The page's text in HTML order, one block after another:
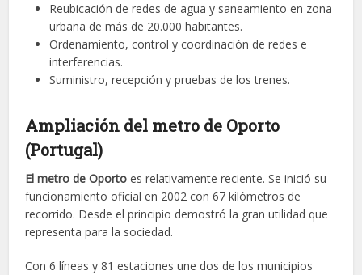
Reubicación de redes de agua y saneamiento en zona
urbana de más de 20.000 habitantes.
Ordenamiento, control y coordinación de redes e
interferencias.
Suministro, recepción y pruebas de los trenes.
Ampliación del metro de Oporto
(Portugal)
El metro de Oportoes relativamente reciente. Se inició su
funcionamiento oficial en 2002 con 67 kilómetros de
recorrido. Desde el principio demostró la gran utilidad que
representa para la sociedad.
Con 6 líneas y 81 estaciones une dos de los municipios